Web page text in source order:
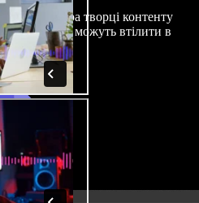
з браузера творці контенту
обмежень і можуть втілити в